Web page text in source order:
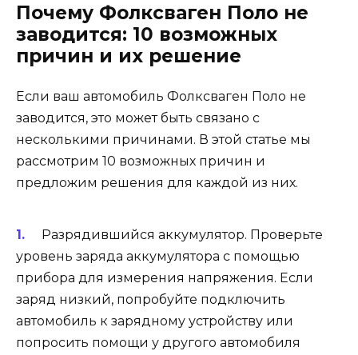
Почему Фолксваген Поло не
заводится: 10 возможных
причин и их решение
Если ваш автомобиль Фолксваген Поло не
заводится, это может быть связано с
несколькими причинами. В этой статье мы
рассмотрим 10 возможных причин и
предложим решения для каждой из них.
Разрядившийся аккумулятор. Проверьте
уровень заряда аккумулятора с помощью
прибора для измерения напряжения. Если
заряд низкий, попробуйте подключить
автомобиль к зарядному устройству или
попросить помощи у другого автомобиля